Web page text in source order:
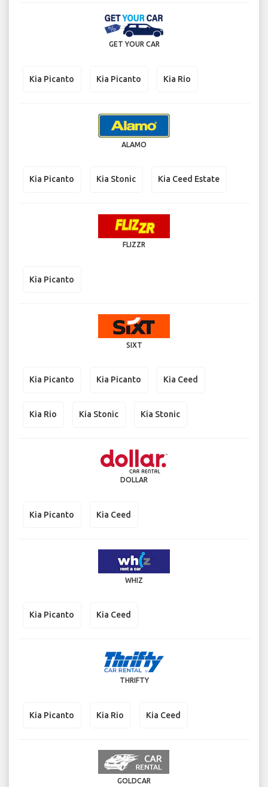
GET YOUR CAR
Kia Picanto Kia Picanto Kia Rio
ALAMO
Kia Picanto Kia Stonic Kia Ceed Estate
FLIZZR
Kia Picanto
SIXT
Kia Picanto Kia Picanto Kia Ceed
Kia Rio Kia Stonic Kia Stonic
DOLLAR
Kia Picanto Kia Ceed
WHIZ
Kia Picanto Kia Ceed
THRIFTY
Kia Picanto Kia Rio Kia Ceed
GOLDCAR